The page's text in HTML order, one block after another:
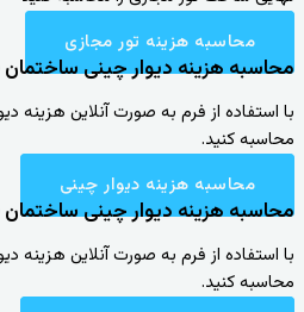
محاسبه هزینه تور مجازی
محاسبه هزینه دیوار چینی
با استفاده از فرم به صورت آنلاین هزینه
محاسبه کنید.
محاسبه هزینه دیوار چینی
محاسبه هزینه دیوار چینی
با استفاده از فرم به صورت آنلاین هزینه
محاسبه کنید.